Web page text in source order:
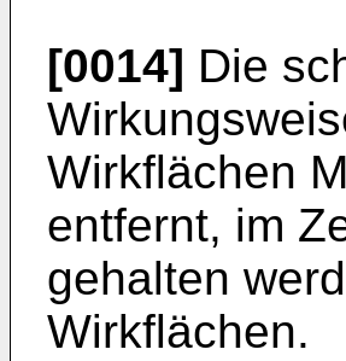
[0014] Die
Wirkflächen
entfernt, im
gehalten
Wirkflächen.